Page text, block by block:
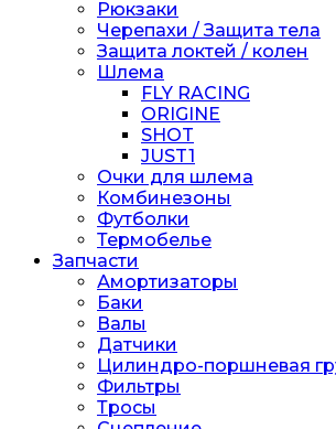
Рюкзаки
Черепахи / Защита тела
Защита локтей / колен
Шлема
FLY RACING
ORIGINE
SHOT
JUST1
Очки для шлема
Комбинезоны
Футболки
Термобелье
Запчасти
Амортизаторы
Баки
Валы
Датчики
Цилиндро-поршневая
Фильтры
Тросы